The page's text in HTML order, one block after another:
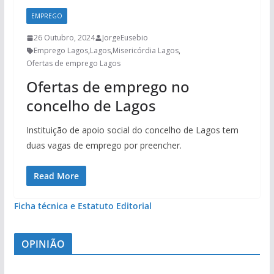
EMPREGO
26 Outubro, 2024
JorgeEusebio
Emprego Lagos,Lagos,Misericórdia Lagos,
Ofertas de emprego Lagos
Ofertas de emprego no
concelho de Lagos
Instituição de apoio social do concelho de Lagos tem
duas vagas de emprego por preencher.
Read More
Ficha técnica e Estatuto Editorial
OPINIÃO